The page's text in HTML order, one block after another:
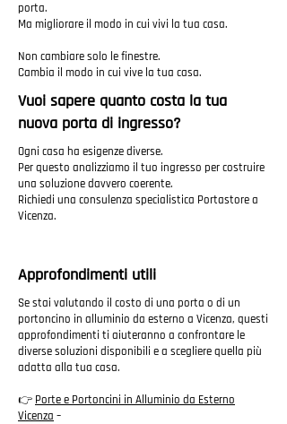
porta.
Ma migliorare il modo in cui vivi la tua casa.
Non cambiare solo le finestre.
Cambia il modo in cui vive la tua casa.
Vuoi sapere quanto costa la tua
nuova porta di ingresso?
Ogni casa ha esigenze diverse.
Per questo analizziamo il tuo ingresso per costruire
una soluzione davvero coerente.
Richiedi una consulenza specialistica Portastore a
Vicenza.
Approfondimenti utili
Se stai valutando il costo di una porta o di un
portoncino in alluminio da esterno a Vicenza, questi
approfondimenti ti aiuteranno a confrontare le
diverse soluzioni disponibili e a scegliere quella più
adatta alla tua casa.
👉 Porte e Portoncini in Alluminio da Esterno
Vicenza –